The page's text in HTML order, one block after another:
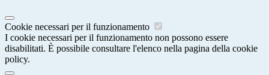
Cookie necessari per il funzionamento
I cookie necessari per il funzionamento non possono essere
disabilitati. È possibile consultare l'elenco nella pagina della cookie
policy.